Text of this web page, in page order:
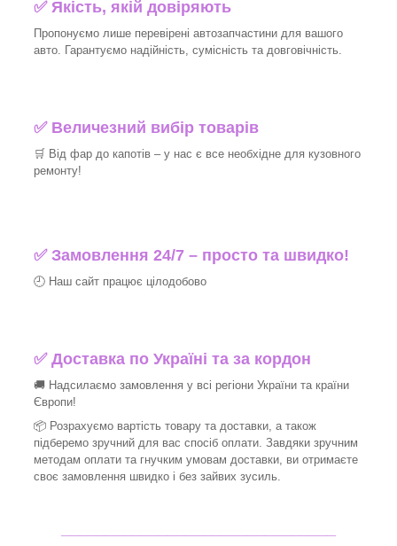
✅ Якість, якій довіряють
Пропонуємо лише перевірені автозапчастини для вашого
авто. Гарантуємо надійність, сумісність та довговічність.
✅ Величезний вибір товарів
🛒 Від фар до капотів – у нас є все необхідне для кузовного
ремонту!
✅ Замовлення 24/7 – просто та швидко!
🕘 Наш сайт працює цілодобово
✅ Доставка по Україні та за кордон
🚚 Надсилаємо замовлення у всі регіони України та країни
Європи!
📦 Розрахуємо вартість товару та доставки, а також
підберемо зручний для вас спосіб оплати. Завдяки зручним
методам оплати та гнучким умовам доставки, ви отримаєте
своє замовлення швидко і без зайвих зусиль.